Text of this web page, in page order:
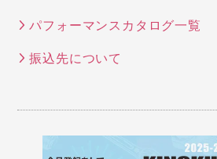
パフォーマンスカタログ一覧
振込先について